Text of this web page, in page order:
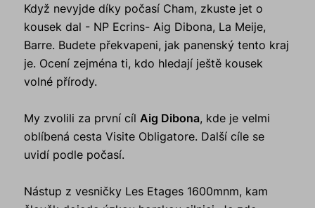
Když nevyjde díky počasí Cham, zkuste jet o
kousek dal - NP Ecrins- Aig Dibona, La Meije,
Barre. Budete překvapeni, jak panenský tento kraj
je. Ocení zejména ti, kdo hledají ještě kousek
volné přírody.
My zvolili za první cíl Aig Dibona, kde je velmi
oblíbená cesta Visite Obligatore. Další cíle se
uvidí podle počasí.
Nástup z vesničky Les Etages 1600mnm, kam